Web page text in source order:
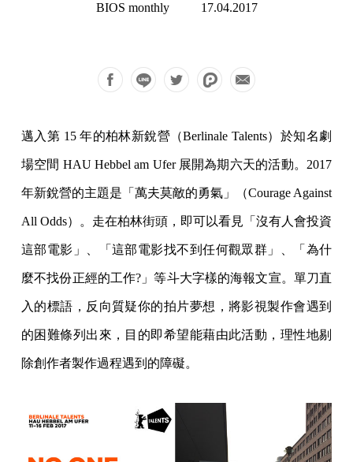
BIOS monthly 17.04.2017
邁入第 15 年的柏林新銳營（Berlinale Talents）於知名劇
場空間 HAU Hebbel am Ufer 展開為期六天的活動。2017
年新銳營的主題是「萬夫莫敵的勇氣」（Courage Against
All Odds）。走在柏林街頭，即可以看見「沒有人會投資
這部電影」、「這部電影找不到任何觀眾群」、「為什
麼不找份正經的工作?」等斗大字樣的海報文宣。單刀直
入的標語，反向質疑你的拍片夢想，將影視製作會遇到
的困難條列出來，目的即希望能藉由此活動，理性地剔
除創作者製作過程遇到的障礙。